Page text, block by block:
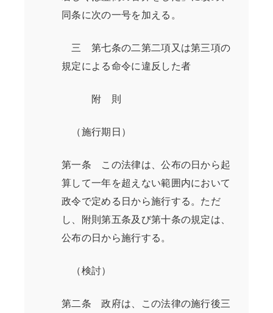
同条に次の一号を加える。
三 第七条の二第二項又は第三項の
規定による命令に違反した者
附 則
（施行期日）
第一条 この法律は、公布の日から起
算して一年を超えない範囲内において
政令で定める日から施行する。ただ
し、附則第五条及び第十条の規定は、
公布の日から施行する。
（検討）
第二条 政府は、この法律の施行後三